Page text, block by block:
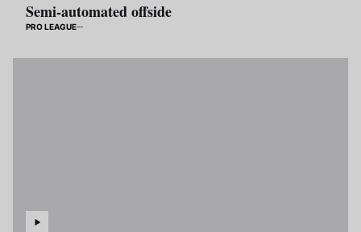
Semi-automated offside
PRO LEAGUE